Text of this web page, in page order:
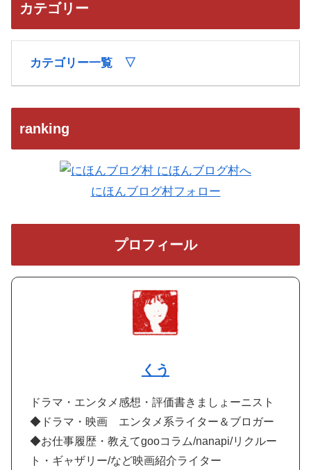
カテゴリー
カテゴリー一覧 ▽
ranking
にほんブログ村フォロー
プロフィール
くう
ドラマ・エンタメ感想・評価書きましょーニスト
◆ドラマ・映画 エンタメ系ライター＆ブロガー
◆お仕事履歴・教えてgooコラム/nanapi/リクルー
ト・ギャザリー/など映画紹介ライター